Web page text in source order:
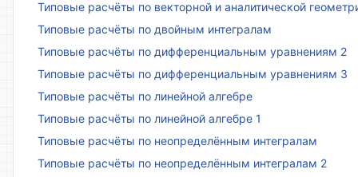
Типовые расчёты по векторной и аналитической
Типовые расчёты по двойным интегралам
Типовые расчёты по дифференциальным уравнениям 2
Типовые расчёты по дифференциальным уравнениям 3
Типовые расчёты по линейной алгебре
Типовые расчёты по линейной алгебре 1
Типовые расчёты по неопределённым интегралам
Типовые расчёты по неопределённым интегралам 2